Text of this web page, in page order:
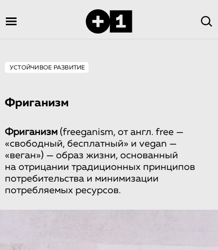
УСТОЙЧИВОЕ РАЗВИТИЕ
Фриганизм
Фриганизм (freeganism, от англ. free —
«свободный, бесплатный» и vegan —
«веган») — образ жизни, основанный
на отрицании традиционных принципов
потребительства и минимизации
потребляемых ресурсов.